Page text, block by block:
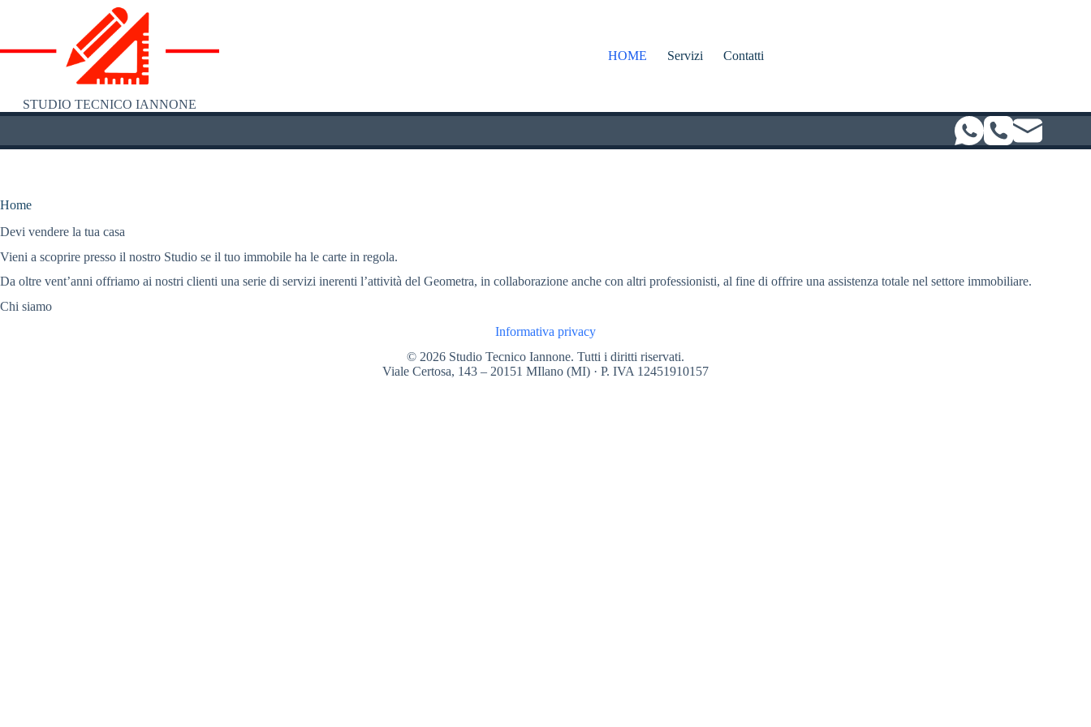
STUDIO TECNICO IANNONE
HOME Servizi Contatti
Home
Devi vendere la tua casa
Vieni a scoprire presso il nostro Studio se il tuo immobile ha le carte in regola.
Da oltre vent’anni offriamo ai nostri clienti una serie di servizi inerenti l’attività del Geometra, in collaborazione anche con altri professionisti, al fine di offrire una assistenza totale nel settore immobiliare.
Chi siamo
Informativa privacy
© 2026 Studio Tecnico Iannone. Tutti i diritti riservati.
Viale Certosa, 143 – 20151 MIlano (MI) · P. IVA 12451910157